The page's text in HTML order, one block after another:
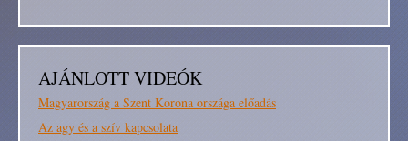
AJÁNLOTT VIDEÓK
Magyarország a Szent Korona országa előadás
Az agy és a szív kapcsolata